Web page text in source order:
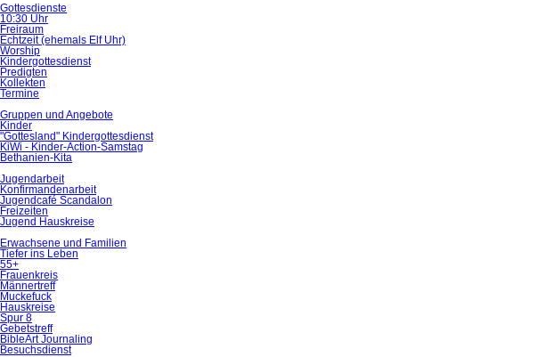
Gottesdienste
10:30 Uhr
Freiraum
Echtzeit (ehemals Elf Uhr)
Worship
Kindergottesdienst
Predigten
Kollekten
Termine
Gruppen und Angebote
Kinder
"Gottesland" Kindergottesdienst
KiWi - Kinder-Action-Samstag
Bethanien-Kita
Jugendarbeit
Konfirmandenarbeit
Jugendcafé Scandalon
Freizeiten
Jugend Hauskreise
Erwachsene und Familien
Tiefer ins Leben
55+
Frauenkreis
Männertreff
Muckefuck
Hauskreise
Spur 8
Gebetstreff
BibleArt Journaling
Besuchsdienst